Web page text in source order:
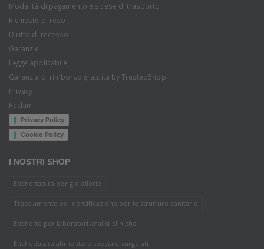
Modalità di pagamento e spese di trasporto
Richieste di reso
Diritto di recesso
Garanzie
Legge applicabile
Garanzia di rimborso gratuita by TrustedShop
Privacy
Reclami
Privacy Policy
Cookie Policy
I NOSTRI SHOP
Etichettatura per gioiellerie
Tracciamento ed identificazione per le strutture sanitarie
Etichette per laboratori analisi cliniche
Etichettatura alimentare speciale surgelati